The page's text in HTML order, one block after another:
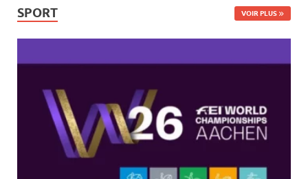
SPORT VOIR PLUS